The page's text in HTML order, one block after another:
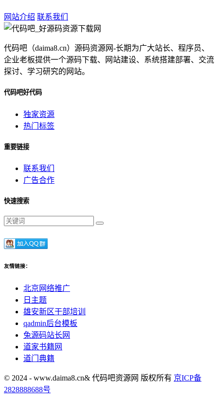
网站介绍 联系我们
代码吧（daima8.cn）源码资源网-长期为广大站长、程序员、
企业老板提供一个源码下载、网站建设、系统搭建部署、交流
探讨、学习研究的网站。
代码吧好代码
独家资源
热门标签
重要链接
联系我们
广告合作
快速搜索
友情链接：
北京网络推广
日主题
雄安新区干部培训
qadmin后台模板
兔源码站长网
道家书籍网
道门典籍
© 2024 - www.daima8.cn& 代码吧资源网 版权所有 京ICP备
2828888688号